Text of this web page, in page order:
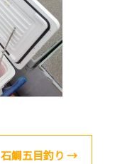
石鯛五目釣り →